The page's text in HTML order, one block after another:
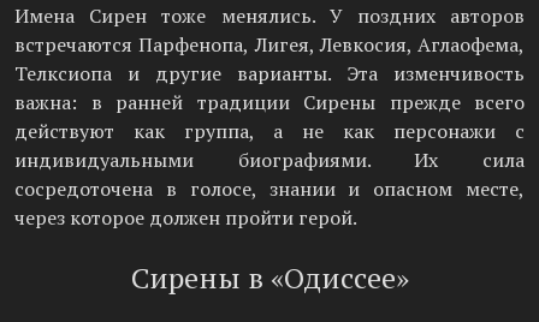
Имена Сирен тоже менялись. У поздних авторов
встречаются Парфенопа, Лигея, Левкосия, Аглаофема,
Телксиопа и другие варианты. Эта изменчивость
важна: в ранней традиции Сирены прежде всего
действуют как группа, а не как персонажи с
индивидуальными биографиями. Их сила
сосредоточена в голосе, знании и опасном месте,
через которое должен пройти герой.
Сирены в «Одиссее»